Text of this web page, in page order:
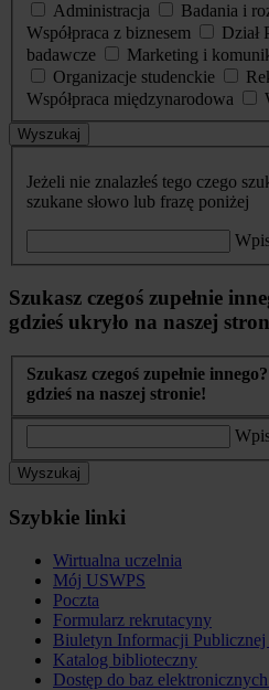
Administracja
Badania i
Współpraca z biznesem
Dział
badawcze
Marketing i
Organizacje studenckie
Współpraca międzynarodowa
Wyszukaj
Jeżeli nie znalazłeś tego czego
szukane słowo lub frazę poniżej
Szukasz czegoś zupełnie
gdzieś ukryło na naszej
Szukasz czegoś zupełnie
gdzieś na naszej stronie!
Wyszukaj
Szybkie linki
Wirtualna uczelnia
Mój USWPS
Poczta
Formularz rekrutacyny
Biuletyn Informacji
Katalog biblioteczny
Dostęp do baz